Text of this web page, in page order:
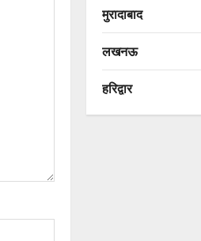
मुरादाबाद
लखनऊ
हरिद्वार